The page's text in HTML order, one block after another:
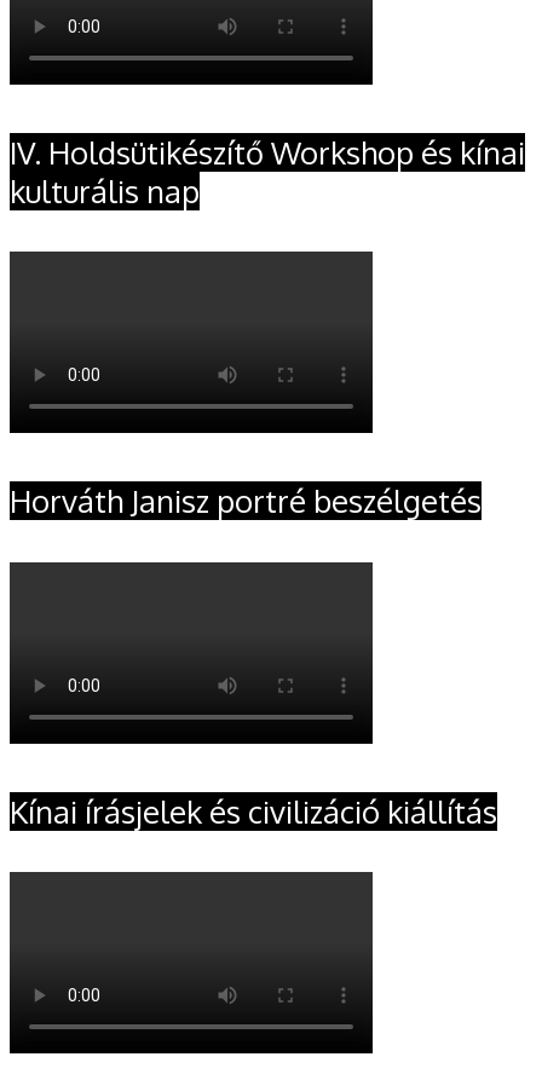
IV. Holdsütikészítő Workshop és kínai
kulturális nap
Horváth Janisz portré beszélgetés
Kínai írásjelek és civilizáció kiállítás